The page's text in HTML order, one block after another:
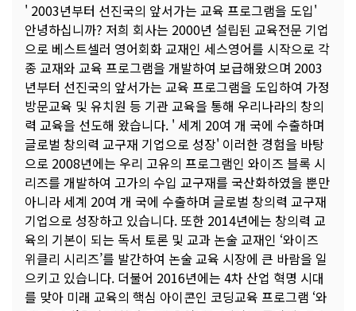
' 2003년부터 선진국의 앞서가는 교육 프로그램을 도입'
안녕하십니까? 저희 회사는 2000년 설립된 교육전문 기업
으로 베스트셀러 영어회화 교재인 세스영어를 시작으로 각
종 교재와 교육 프로그램을 개발하여 보급해왔으며 2003
년부터 선진국의 앞서가는 교육 프로그램을 도입하여 가정
방문교육 및 유치원 등 기관 교육을 통해 우리나라의 창의
력 교육을 선도해 왔습니다. ' 세계 20여 개 국에 수출하며
글로벌 창의력 교구재 기업으로 성장' 이러한 경험을 바탕
으로 2008년에는 우리 고유의 프로그램인 와이즈 블록 시
리즈를 개발하여 고가의 수입 교구재를 국산화하였을 뿐만
아니라 세계 20여 개 국에 수출하며 글로벌 창의력 교구재
기업으로 성장하고 있습니다. 또한 2014년에는 창의력 교
육의 기본이 되는 독서 토론 및 교과 논술 교재인 ‘와이즈
위클리 시리즈’를 발간하여 논술 교육 시장에 큰 바람을 일
으키고 있습니다. 더불어 2016년에는 4차 산업 혁명 시대
를 맞아 미래 교육의 핵심 아이콘인 코딩교육 프로그램 ‘와